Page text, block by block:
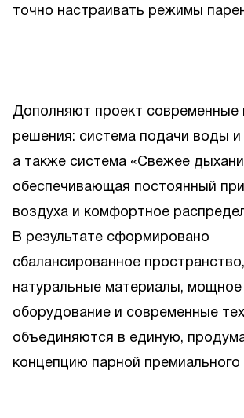
точно настраивать режимы
Дополняют проект современные
решения: система подачи воды и
а также система «Свежее
обеспечивающая постоянный
воздуха и комфортное
В результате сформировано
сбалансированное
натуральные материалы, мощное
оборудование и современные
объединяются в единую,
концепцию парной премиального